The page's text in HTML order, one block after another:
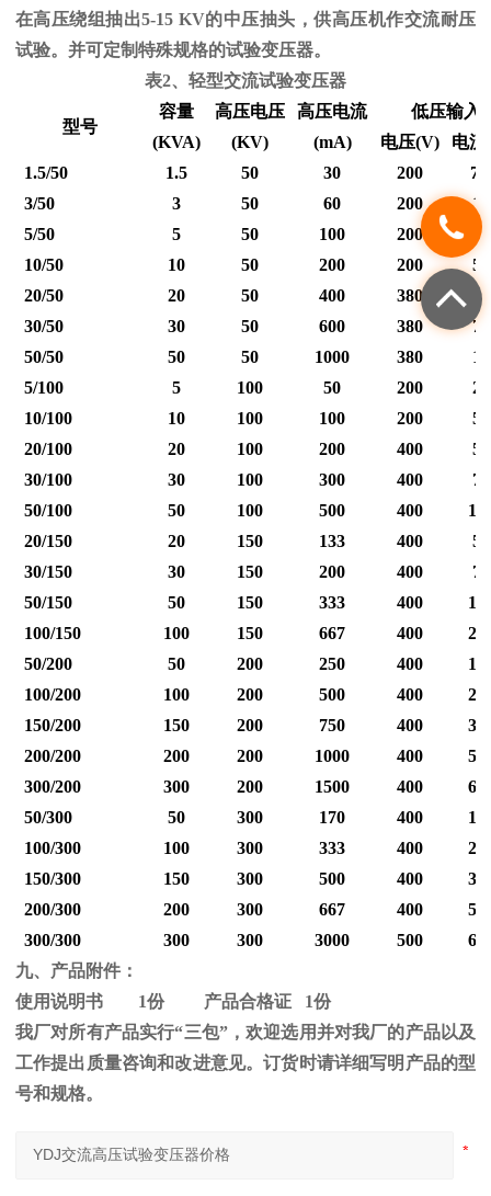
在高压绕组抽出5-15 KV的中压抽头，供高压机作交流耐压
试验。并可定制特殊规格的试验变压器。
表2、轻型交流试验变压器
型号
容量 高压电压 高压电流
低压输入
(KVA)
(KV) (mA) 电压(V) 电流
1.5/50
1.5 50 30 200
7.5
3/50
3 50 60 200
15
5/50
5 50 100 200
25
10/50
10 50 200 200
50
20/50
20 50 400 380
53
30/50
30 50 600 380
79
50/50
50 50 1000 380
12
5/100
5 100 50 200
25
10/100
10 100 100 200
50
20/100
20 100 200 400
50
30/100
30 100 300 400
75
50/100
50 100 500 400
20/150
20 150 133 400
50
30/150
30 150 200 400
75
50/150
50 150 333 400
100/150
100 150 667 400
50/200
50 200 250 400
100/200
100 200 500 400
150/200
150 200 750 400
200/200
200 200 1000 400
300/200
300 200 1500 400
50/300
50 300 170 400
100/300
100 300 333 400
150/300
150 300 500 400
200/300
200 300 667 400
300/300
300 300 3000 500
九、产品附件：
使用说明书 1份 产品合格证 1份
我厂对所有产品实行“三包”，欢迎选用并对我厂的产品以及
工作提出质量咨询和改进意见。订货时请详细写明产品的型
号和规格。